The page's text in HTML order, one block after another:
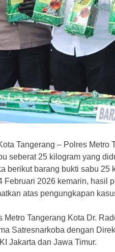
Tangerang – Polres Metro
seberat 25 kilogram yang
berikut barang bukti sabu 25
Februari 2026 kemarin, hasil
atas pengungkapan
Metro Tangerang Kota Dr.
Satresnarkoba dengan
Jakarta dan Jawa Timur.